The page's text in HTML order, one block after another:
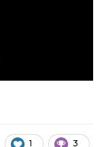
1 3